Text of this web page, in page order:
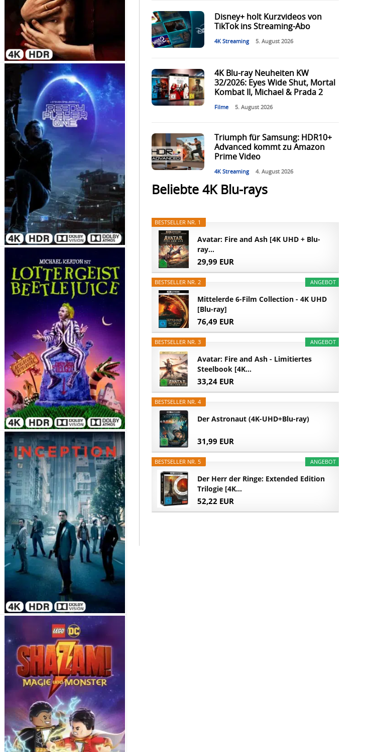
Disney+ holt Kurzvideos von
TikTok ins Streaming-Abo
4K Streaming 5. August 2026
4K Blu-ray Neuheiten KW
32/2026: Eyes Wide Shut, Mortal
Kombat II, Michael & Prada 2
Filme 5. August 2026
Triumph für Samsung: HDR10+
Advanced kommt zu Amazon
Prime Video
4K Streaming 4. August 2026
Beliebte 4K Blu-rays
BESTSELLER NR. 1
Avatar: Fire and Ash [4K UHD + Blu-
ray...
29,99 EUR
ANGEBOT
BESTSELLER NR. 2
Mittelerde 6-Film Collection - 4K UHD
[Blu-ray]
76,49 EUR
ANGEBOT
BESTSELLER NR. 3
Avatar: Fire and Ash - Limitiertes
Steelbook [4K...
33,24 EUR
BESTSELLER NR. 4
Der Astronaut (4K-UHD+Blu-ray)
31,99 EUR
ANGEBOT
BESTSELLER NR. 5
Der Herr der Ringe: Extended Edition
Trilogie [4K...
52,22 EUR